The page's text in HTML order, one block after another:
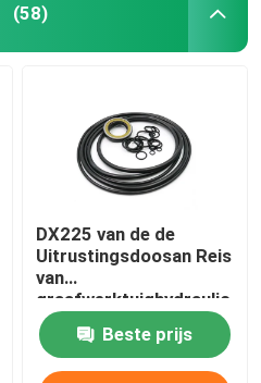
(58)
DX225 van de de
Uitrustingsdoosan Reis
van
graafwerktuighydraulic
pump seal de
Uitrusting van de de
Motorverbinding
Beste prijs